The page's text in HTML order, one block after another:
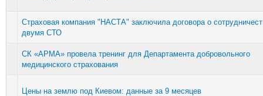
Страховая компания "НАСТА" заключила договора о
двумя СТО
СК «АРМА» провела тренинг для Департамента добровольного
медицинского страхования
Цены на землю под Киевом: данные за 9 месяцев